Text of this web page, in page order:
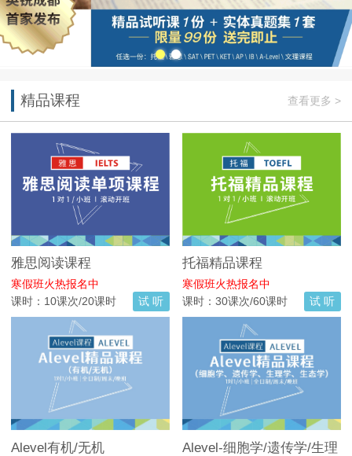
精品课程 查看更多 >
雅思阅读课程
寒假班火热报名中
课时：10课次/20课时
试 听
托福精品课程
寒假班火热报名中
课时：30课次/60课时
试 听
Alevel有机/无机
Alevel-细胞学/遗传学/生理